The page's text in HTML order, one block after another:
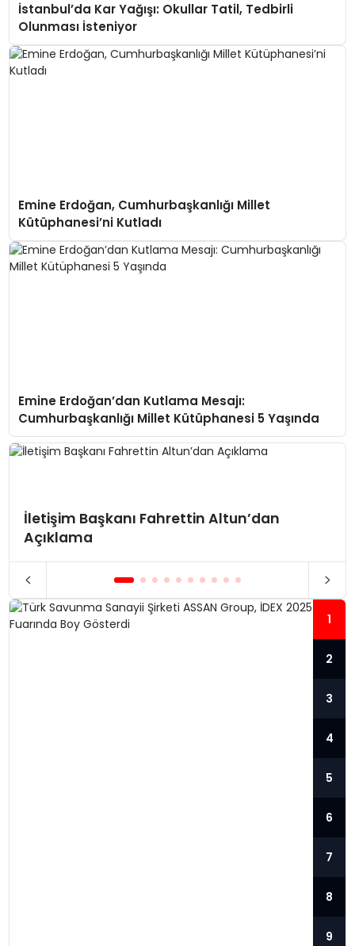
İstanbul’da Kar Yağışı: Okullar Tatil, Tedbirli
Olunması İsteniyor
Emine Erdoğan, Cumhurbaşkanlığı Millet
Kütüphanesi’ni Kutladı
Emine Erdoğan’dan Kutlama Mesajı:
Cumhurbaşkanlığı Millet Kütüphanesi 5 Yaşında
İletişim Başkanı Fahrettin Altun’dan
Açıklama
1
2
3
4
5
6
7
8
9